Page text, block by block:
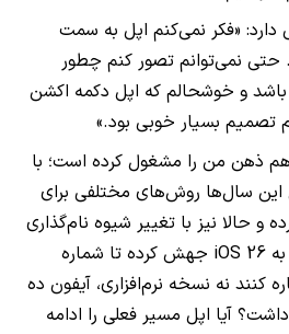
دارد: «فکر نمی‌کنم اپل به سمت
حتی نمی‌توانم تصور کنم چطور
و خوشحالم که اپل دکمه اکشن
تصمیم بسیار خوبی بود.»
ذهن من را مشغول کرده است؛ با
این سال‌ها روش‌های مختلفی برای
و حالا نیز با تغییر شیوه نام‌گذاری
سیستم‌عاملش، از iOS 18 به iOS 26 جهش کرده تا شماره
کنند نه نسخه نرم‌افزاری، آیفون ده
آیا اپل مسیر فعلی را ادامه